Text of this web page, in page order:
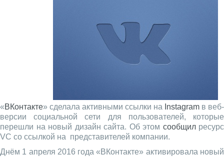
«ВКонтакте» сделала активными ссылки на Instagram в веб-
версии социальной сети для пользователей, которые
перешли на новый дизайн сайта. Об этом сообщилресурс
VC со ссылкой на представителей компании.
Днём 1 апреля 2016 года «ВКонтакте» активировала новый